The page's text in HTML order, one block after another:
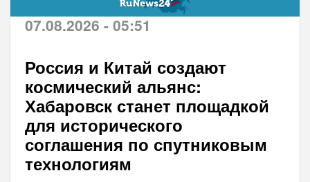
07.08.2026 - 05:51
Россия и Китай создают
космический альянс:
Хабаровск станет площадкой
для исторического
соглашения по спутниковым
технологиям